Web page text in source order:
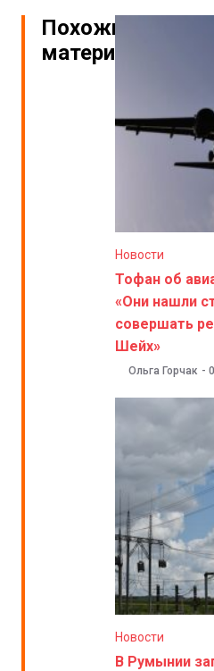
Похожие
материалы
Новости
Тофан об
«Они нашли
совершать
Шейх»
Ольга Горчак -
Новости
В Румынии